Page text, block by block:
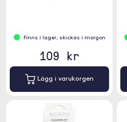
Finns i lager, skickas i morgon
109 kr
Lägg i varukorgen